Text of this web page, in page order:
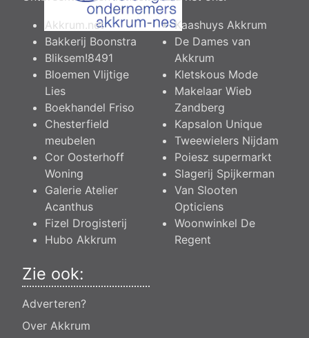
Akkrum.net
Bakkerij Boonstra
Bliksem!8491
Bloemen Vlijtige
Lies
Boekhandel Friso
Chesterfield
meubelen
Cor Oosterhoff
Woning
Galerie Atelier
Acanthus
Fizel Drogisterij
Hubo Akkrum
Kaashuys Akkrum
De Dames van
Akkrum
Kletskous Mode
Makelaar Wieb
Zandberg
Kapsalon Unique
Tweewielers Nijdam
Poiesz supermarkt
Slagerij Spijkerman
Van Slooten
Opticiens
Woonwinkel De
Regent
Zie ook:
Adverteren?
Over Akkrum